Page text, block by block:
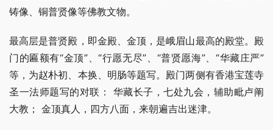
铸像、铜普贤像等佛教文物。
最高层是普贤殿，即金殿、金顶，是峨眉山最高的殿堂。殿
门的匾额有“金顶”、“行愿无尽”、“普贤愿海”、“华藏庄严”
等，为赵朴初、本换、明肠等题写。殿门两侧有香港宝莲寺
圣一法师题写的对联： 华藏长子，七处九会，辅助毗卢阐
大教； 金顶真人，四方八面，来朝遍吉出迷津。